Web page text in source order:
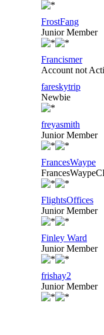
FrostFang
Junior Member
Francismer
Account not
fareskytrip
Newbie
freyasmith
Junior Member
FrancesWaype
FlightsOffices
Junior Member
Finley Ward
Junior Member
frishay2
Junior Member